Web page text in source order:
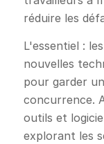
réduire les
L'essentiel :
nouvelles
pour garder
concurrence.
outils et
explorant les